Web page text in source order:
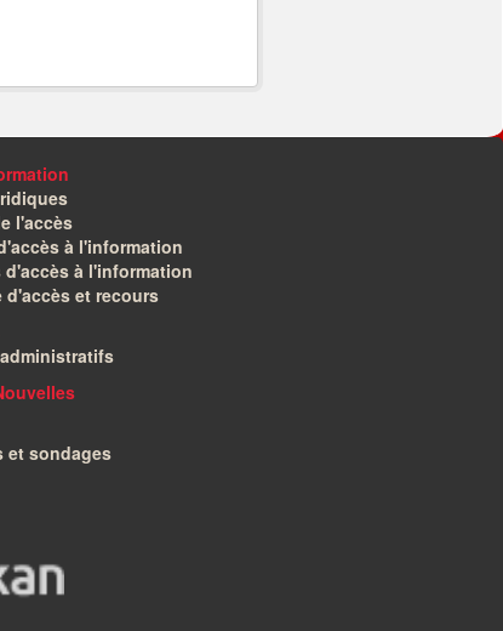
l'accès
à l'information
d'accès à l'information
d'accès et recours
et sondages